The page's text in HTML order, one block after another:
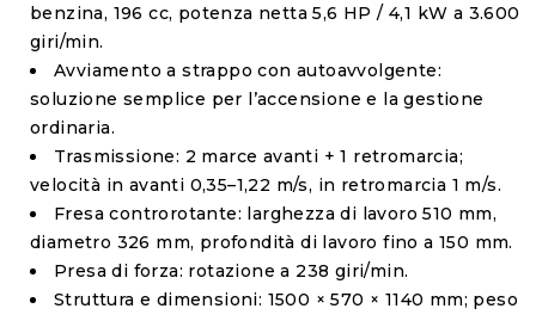
benzina, 196 cc, potenza netta 5,6 HP / 4,1 kW a 3.600
giri/min.
Avviamento a strappo con autoavvolgente:
soluzione semplice per l’accensione e la gestione
ordinaria.
Trasmissione: 2 marce avanti + 1 retromarcia;
velocità in avanti 0,35–1,22 m/s, in retromarcia 1 m/s.
Fresa controrotante: larghezza di lavoro 510 mm,
diametro 326 mm, profondità di lavoro fino a 150 mm.
Presa di forza: rotazione a 238 giri/min.
Struttura e dimensioni: 1500 × 570 × 1140 mm; peso